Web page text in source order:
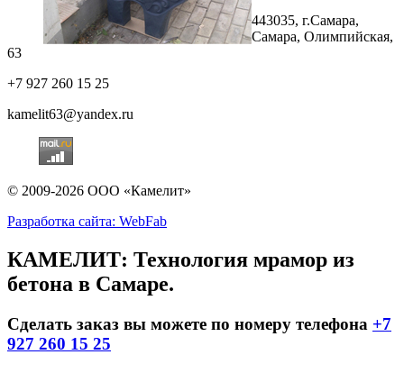
443035, г.Самара,
Самара, Олимпийская,
63
+7 927 260 15 25
kamelit63@yandex.ru
© 2009-2026 ООО «Камелит»
Разработка сайта: WebFab
КАМЕЛИТ: Технология мрамор из
бетона в Самаре.
Сделать заказ вы можете по номеру телефона +7
927 260 15 25